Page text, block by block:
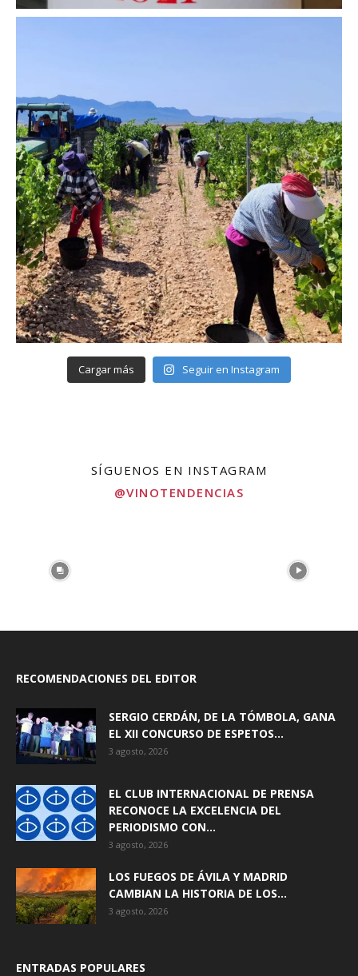
Cargar más Seguir en Instagram
SÍGUENOS EN INSTAGRAM
@VINOTENDENCIAS
RECOMENDACIONES DEL EDITOR
SERGIO CERDÁN, DE LA TÓMBOLA, GANA
EL XII CONCURSO DE ESPETOS...
3 agosto, 2026
EL CLUB INTERNACIONAL DE PRENSA
RECONOCE LA EXCELENCIA DEL
PERIODISMO CON...
3 agosto, 2026
LOS FUEGOS DE ÁVILA Y MADRID
CAMBIAN LA HISTORIA DE LOS...
3 agosto, 2026
ENTRADAS POPULARES